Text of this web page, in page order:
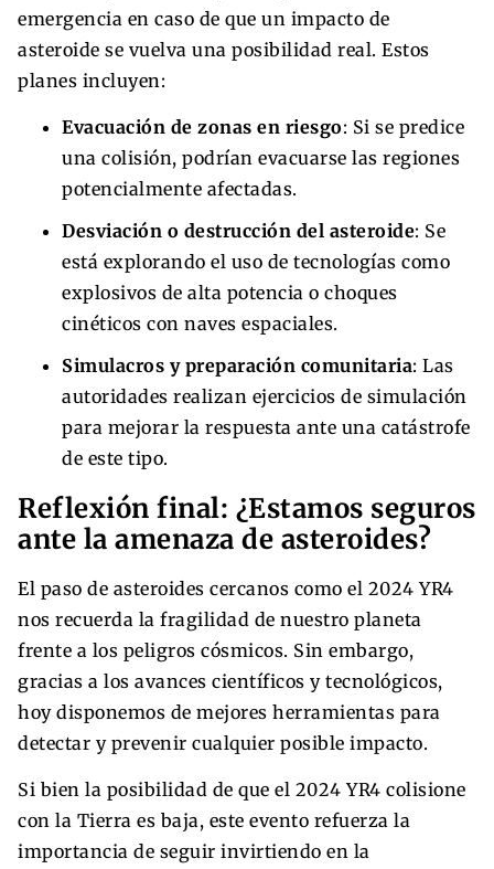
emergencia en caso de que un impacto de
asteroide se vuelva una posibilidad real. Estos
planes incluyen:
Evacuación de zonas en riesgo: Si se predice
una colisión, podrían evacuarse las regiones
potencialmente afectadas.
Desviación o destrucción del asteroide: Se
está explorando el uso de tecnologías como
explosivos de alta potencia o choques
cinéticos con naves espaciales.
Simulacros y preparación comunitaria: Las
autoridades realizan ejercicios de simulación
para mejorar la respuesta ante una catástrofe
de este tipo.
Reflexión final: ¿Estamos seguros
ante la amenaza de asteroides?
El paso de asteroides cercanos como el 2024 YR4
nos recuerda la fragilidad de nuestro planeta
frente a los peligros cósmicos. Sin embargo,
gracias a los avances científicos y tecnológicos,
hoy disponemos de mejores herramientas para
detectar y prevenir cualquier posible impacto.
Si bien la posibilidad de que el 2024 YR4 colisione
con la Tierra es baja, este evento refuerza la
importancia de seguir invirtiendo en la